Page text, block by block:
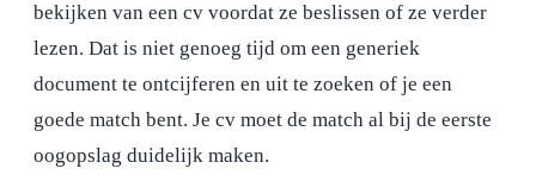
bekijken van een cv voordat ze beslissen of ze verder
lezen. Dat is niet genoeg tijd om een generiek
document te ontcijferen en uit te zoeken of je een
goede match bent. Je cv moet de match al bij de eerste
oogopslag duidelijk maken.